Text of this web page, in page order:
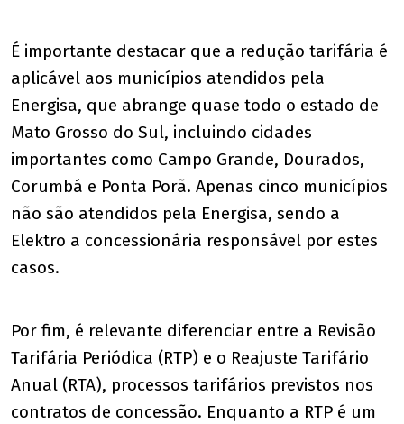
É importante destacar que a redução tarifária é
aplicável aos municípios atendidos pela
Energisa, que abrange quase todo o estado de
Mato Grosso do Sul, incluindo cidades
importantes como Campo Grande, Dourados,
Corumbá e Ponta Porã. Apenas cinco municípios
não são atendidos pela Energisa, sendo a
Elektro a concessionária responsável por estes
casos.
Por fim, é relevante diferenciar entre a Revisão
Tarifária Periódica (RTP) e o Reajuste Tarifário
Anual (RTA), processos tarifários previstos nos
contratos de concessão. Enquanto a RTP é um